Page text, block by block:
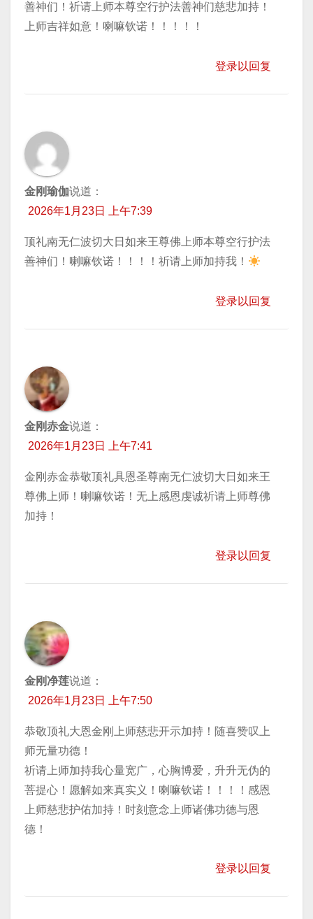
善神们！祈请上师本尊空行护法善神们慈悲加持！
上师吉祥如意！喇嘛钦诺！！！！！
登录以回复
金刚瑜伽说道：
2026年1月23日 上午7:39
顶礼南无仁波切大日如来王尊佛上师本尊空行护法
善神们！喇嘛钦诺！！！！祈请上师加持我！
登录以回复
金刚赤金说道：
2026年1月23日 上午7:41
金刚赤金恭敬顶礼具恩圣尊南无仁波切大日如来王
尊佛上师！喇嘛钦诺！无上感恩虔诚祈请上师尊佛
加持！
登录以回复
金刚净莲说道：
2026年1月23日 上午7:50
恭敬顶礼大恩金刚上师慈悲开示加持！随喜赞叹上
师无量功德！
祈请上师加持我心量宽广，心胸博爱，升升无伪的
菩提心！愿解如来真实义！喇嘛钦诺！！！！感恩
上师慈悲护佑加持！时刻意念上师诸佛功德与恩
德！
登录以回复